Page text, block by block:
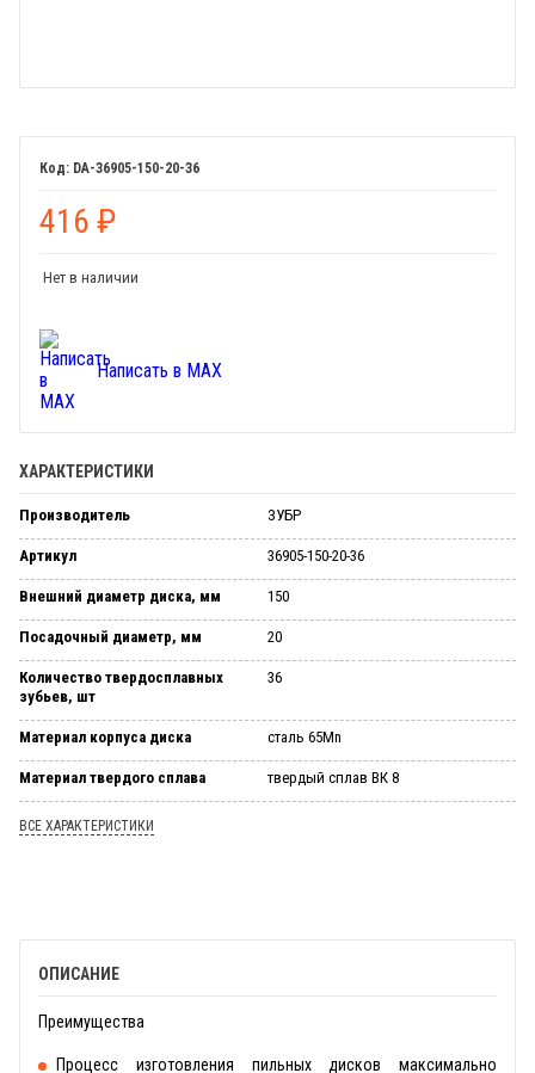
DA-36905-150-20-36
416 ₽
Нет в наличии
Написать в MAX
ХАРАКТЕРИСТИКИ
Производитель ЗУБР
Артикул 36905-150-20-36
Внешний диаметр диска, мм 150
Посадочный диаметр, мм 20
Количество твердосплавных
зубьев, шт
36
Материал корпуса диска сталь 65Mn
Материал твердого сплава твердый сплав ВК 8
ВСЕ ХАРАКТЕРИСТИКИ
ОПИСАНИЕ
Преимущества
Процесс изготовления пильных дисков максимально